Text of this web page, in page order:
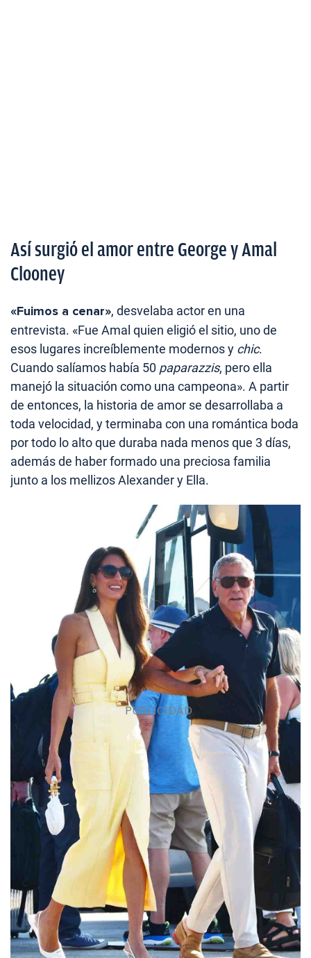
Así surgió el amor entre George y Amal
Clooney
«Fuimos a cenar», desvelaba actor en una
entrevista. «Fue Amal quien eligió el sitio, uno de
esos lugares increíblemente modernos y chic.
Cuando salíamos había 50 paparazzis, pero ella
manejó la situación como una campeona». A partir
de entonces, la historia de amor se desarrollaba a
toda velocidad, y terminaba con una romántica boda
por todo lo alto que duraba nada menos que 3 días,
además de haber formado una preciosa familia
junto a los mellizos Alexander y Ella.